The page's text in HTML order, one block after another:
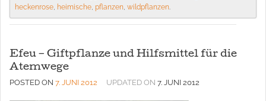
heckenrose, heimische, pflanzen, wildpflanzen.
Efeu – Giftpflanze und Hilfsmittel für die
Atemwege
POSTED ON 7. JUNI 2012 UPDATED ON 7. JUNI 2012